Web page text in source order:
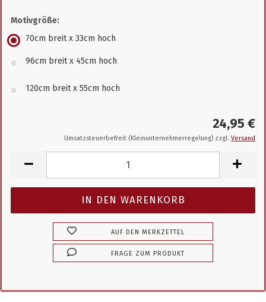
Motivgröße:
70cm breit x 33cm hoch
96cm breit x 45cm hoch
120cm breit x 55cm hoch
24,95 €
Umsatzsteuerbefreit (Kleinunternehmerregelung) zzgl. Versand
AUF DEN MERKZETTEL
FRAGE ZUM PRODUKT